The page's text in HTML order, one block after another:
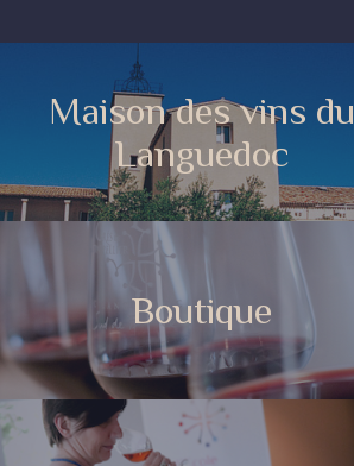
Maison des vins du
Languedoc
Boutique